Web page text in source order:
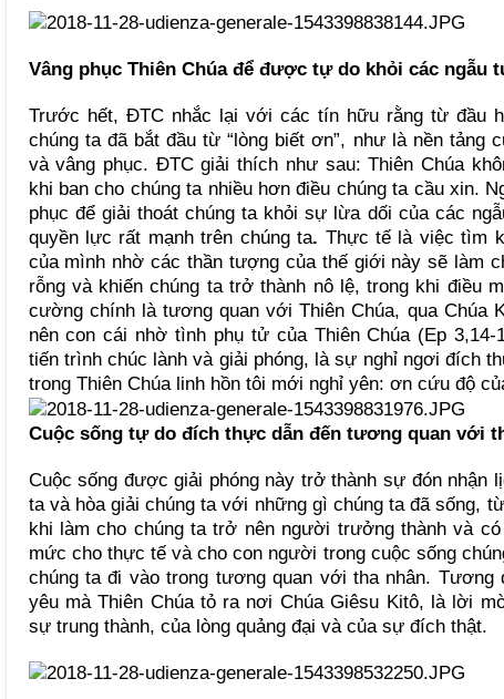
Vâng phục Thiên Chúa để được tự do khỏi các ngẫu
Trước hết, ĐTC nhắc lại với các tín hữu rằng từ đầu
chúng ta đã bắt đầu từ “lòng biết ơn”, như là nền tảng
và vâng phục. ĐTC giải thích như sau: Thiên Chúa
khi ban cho chúng ta nhiều hơn điều chúng ta cầu xin.
phục để giải thoát chúng ta khỏi sự lừa dối của các
quyền lực rất mạnh trên chúng ta. Thực tế là việc tìm
của mình nhờ các thần tượng của thế giới này sẽ làm
rỗng và khiến chúng ta trở thành nô lệ, trong khi điều
cường chính là tương quan với Thiên Chúa, qua Chúa
nên con cái nhờ tình phụ tử của Thiên Chúa (Ep
tiến trình chúc lành và giải phóng, là sự nghỉ ngơi đích
trong Thiên Chúa linh hồn tôi mới nghỉ yên: ơn cứu độ
Cuộc sống tự do đích thực dẫn đến tương quan với
Cuộc sống được giải phóng này trở thành sự đón nhận
ta và hòa giải chúng ta với những gì chúng ta đã sống,
khi làm cho chúng ta trở nên người trưởng thành và có
mức cho thực tế và cho con người trong cuộc sống
chúng ta đi vào trong tương quan với tha nhân. Tương
yêu mà Thiên Chúa tỏ ra nơi Chúa Giêsu Kitô, là lời
sự trung thành, của lòng quảng đại và của sự đích thật.